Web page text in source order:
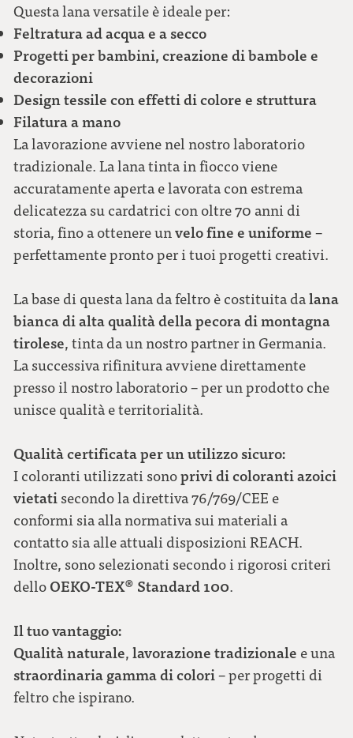
Questa lana versatile è ideale per:
Feltratura ad acqua e a secco
Progetti per bambini, creazione di bambole e
decorazioni
Design tessile con effetti di colore e struttura
Filatura a mano
La lavorazione avviene nel nostro laboratorio
tradizionale. La lana tinta in fiocco viene
accuratamente aperta e lavorata con estrema
delicatezza su cardatrici con oltre 70 anni di
storia, fino a ottenere unvelo fine e uniforme –
perfettamente pronto per i tuoi progetti creativi.
La base di questa lana da feltro è costituita dalana
bianca di alta qualità della pecora di montagna
tirolese, tinta da un nostro partner in Germania.
La successiva rifinitura avviene direttamente
presso il nostro laboratorio – per un prodotto che
unisce qualità e territorialità.
Qualità certificata per un utilizzo sicuro:
I coloranti utilizzati sonoprivi di coloranti azoici
vietati secondo la direttiva 76/769/CEE e
conformi sia alla normativa sui materiali a
contatto sia alle attuali disposizioni REACH.
Inoltre, sono selezionati secondo i rigorosi criteri
dello OEKO-TEX® Standard 100.
Il tuo vantaggio:
Qualità naturale,lavorazione tradizionale e una
straordinaria gamma di colori– per progetti di
feltro che ispirano.